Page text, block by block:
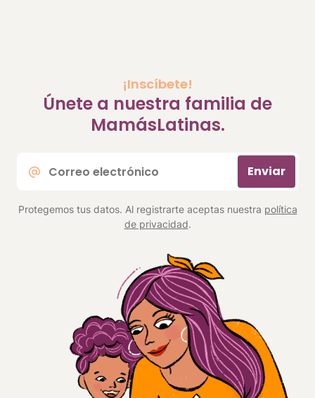
¡Inscíbete!
Únete a nuestra familia de
MamásLatinas.
electrónico
Enviar
Protegemos tus datos. Al registrarte aceptas nuestra política
de privacidad.